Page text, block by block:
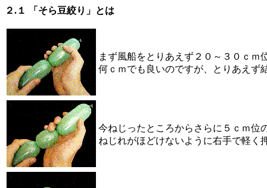
２.１ 「そら豆絞り」とは
まず風船をとりあえず２０～３０ｃｍ
何ｃｍでも良いのですが、とりあえず
今ねじったところからさらに５ｃｍ位
ねじれがほどけないように右手で軽く